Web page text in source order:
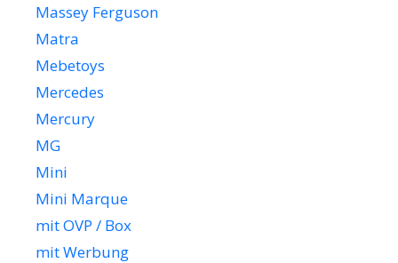
Massey Ferguson
Matra
Mebetoys
Mercedes
Mercury
MG
Mini
Mini Marque
mit OVP / Box
mit Werbung